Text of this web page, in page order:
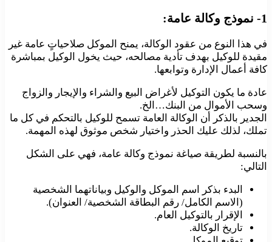
1- نموذج وكالة عامة:
في هذا النوع من عقود الوكالة، يمنح الموكل صلاحياتٍ عامة غير
مقيدة للوكيل بهدف تأدية مصالحه، حيث يخول الوكيل بمباشرة
كافة أعمال الإدارة وتوابعها.
عادة ما يكون التوكيل لأغراض البيع والشراء والإيجار والزواج
وسحب الأموال من البنك…الخ.
الجدير بالذكر أن الوكالة العامة تسمح للوكيل بالتحكم في كل ما
تملك، لذلك عليك الحذر واختيار شخص موثوق لهذه المهمة.
بالنسبة لطريقة صياغة نموذج وكالة عامة، فهي على الشكل
التالي:
البدء بذكر اسم الموكل والوكيل وبياناتهما الشخصية
(الاسم الكامل/ رقم البطاقة الشخصية/ العنوان).
الإقرار بالتوكيل العام.
تاريخ الوكالة.